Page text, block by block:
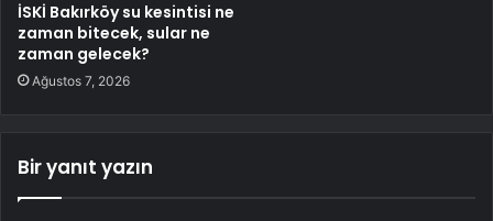
İSKİ Bakırköy su kesintisi ne
zaman bitecek, sular ne
zaman gelecek?
Ağustos 7, 2026
Bir yanıt yazın